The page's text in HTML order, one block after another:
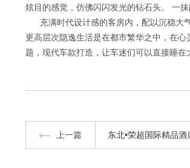
炫目的感觉，仿佛闪闪发光的钻石头。
一
充满时代设计感的客房内， 配以沉稳大
更高层次隐逸生活是在都市繁华之中， 在心
题，现代车款打造， 让车迷们可以直接睡在
上一篇 东北•荣超国际精品酒